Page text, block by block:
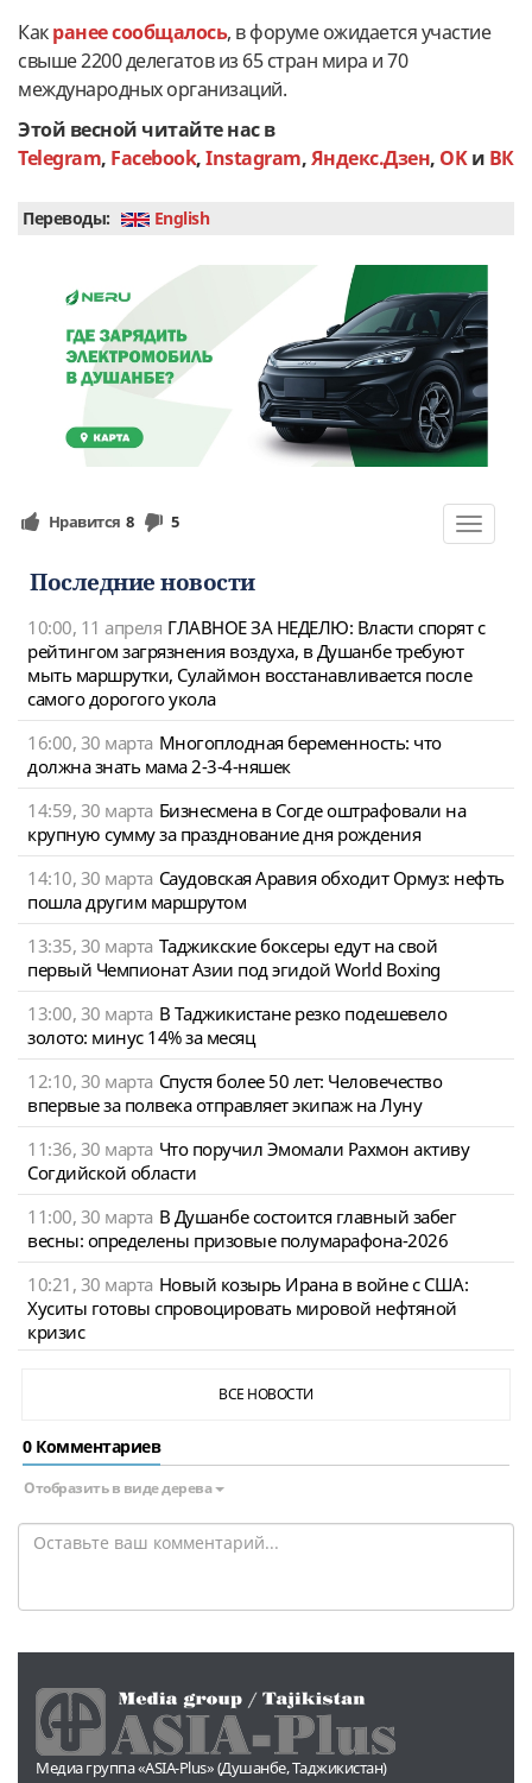
Какранее сообщалось, в форуме ожидается участие
свыше 2200 делегатов из 65 стран мира и 70
международных организаций.
Этой весной читайте нас в
Telegram, Facebook,Instagram,Яндекс.Дзен, OKи ВК
Переводы: English
Toggle
Нравится 8 5
Последние новости
10:00, 11 апреля ГЛАВНОЕ ЗА НЕДЕЛЮ: Власти спорят с
рейтингом загрязнения воздуха, в Душанбе требуют
мыть маршрутки, Сулаймон восстанавливается после
самого дорогого укола
16:00, 30 марта Многоплодная беременность: что
должна знать мама 2-3-4-няшек
14:59, 30 марта Бизнесмена в Согде оштрафовали на
крупную сумму за празднование дня рождения
14:10, 30 марта Саудовская Аравия обходит Ормуз: нефть
пошла другим маршрутом
13:35, 30 марта Таджикские боксеры едут на свой
первый Чемпионат Азии под эгидой World Boxing
13:00, 30 марта В Таджикистане резко подешевело
золото: минус 14% за месяц
12:10, 30 марта Спустя более 50 лет: Человечество
впервые за полвека отправляет экипаж на Луну
11:36, 30 марта Что поручил Эмомали Рахмон активу
Согдийской области
11:00, 30 марта В Душанбе состоится главный забег
весны: определены призовые полумарафона-2026
10:21, 30 марта Новый козырь Ирана в войне с США:
Хуситы готовы спровоцировать мировой нефтяной
кризис
ВСЕ НОВОСТИ
0 Комментариев
Отобразить в виде дерева
Медиа группа «ASIA-Plus» (Душанбе, Таджикистан)